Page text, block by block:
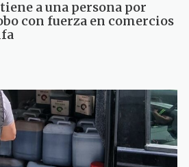
a una persona por
con fuerza en comercios